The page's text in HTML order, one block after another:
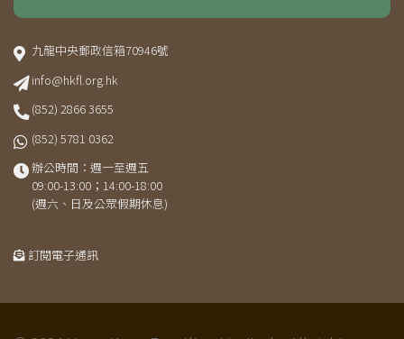
九龍中央郵政信箱70946號
info@hkfl.org.hk
(852) 2866 3655
(852) 5781 0362
辦公時間：週一至週五
09:00-13:00；14:00-18:00
(週六、日及公眾假期休息)
訂閱電子通訊